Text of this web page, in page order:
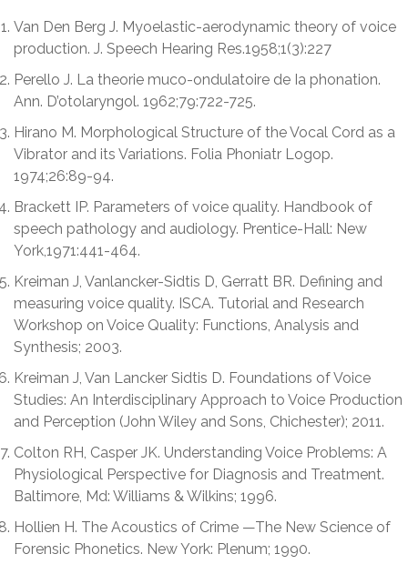
Van Den Berg J. Myoelastic-aerodynamic theory of voice
production. J. Speech Hearing Res.1958;1(3):227
Perello J. La theorie muco-ondulatoire de Ia phonation.
Ann. D’otolaryngol. 1962;79:722-725.
Hirano M. Morphological Structure of the Vocal Cord as a
Vibrator and its Variations. Folia Phoniatr Logop.
1974;26:89-94.
Brackett IP. Parameters of voice quality. Handbook of
speech pathology and audiology. Prentice-Hall: New
York,1971:441-464.
Kreiman J, Vanlancker-Sidtis D, Gerratt BR. Defining and
measuring voice quality. ISCA. Tutorial and Research
Workshop on Voice Quality: Functions, Analysis and
Synthesis; 2003.
Kreiman J, Van Lancker Sidtis D. Foundations of Voice
Studies: An Interdisciplinary Approach to Voice Production
and Perception (John Wiley and Sons, Chichester); 2011.
Colton RH, Casper JK. Understanding Voice Problems: A
Physiological Perspective for Diagnosis and Treatment.
Baltimore, Md: Williams & Wilkins; 1996.
Hollien H. The Acoustics of Crime —The New Science of
Forensic Phonetics. New York: Plenum; 1990.